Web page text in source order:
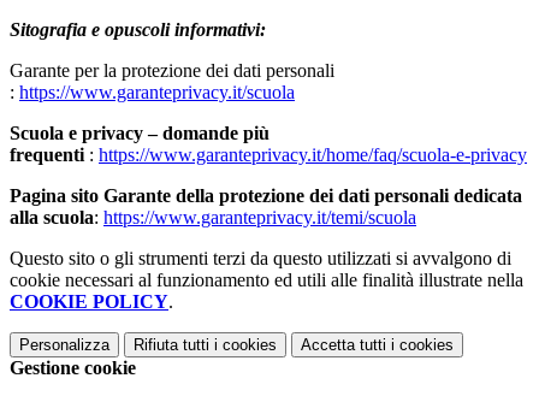
Sitografia e opuscoli informativi:
Garante per la protezione dei dati personali
: https://www.garanteprivacy.it/scuola
Scuola e privacy – domande più
frequenti : https://www.garanteprivacy.it/home/faq/scuola-e-privacy
Pagina sito Garante della protezione dei dati personali dedicata
alla scuola: https://www.garanteprivacy.it/temi/scuola
Questo sito o gli strumenti terzi da questo utilizzati si avvalgono di
cookie necessari al funzionamento ed utili alle finalità illustrate nella
COOKIE POLICY.
Personalizza Rifiuta tutti i cookies Accetta tutti i cookies
Gestione cookie